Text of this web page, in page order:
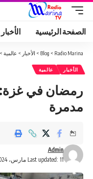
الصفحة الرئيسية الأخبار
Radio Marina
>
Blog
> الأخبار > عالمية >
الأخبار عالمية
رمضان في
مدمرة
Last updated: 11 مارس، 2024 5:30 م
Admin